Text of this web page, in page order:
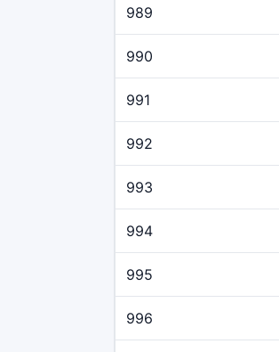
989
990
991
992
993
994
995
996